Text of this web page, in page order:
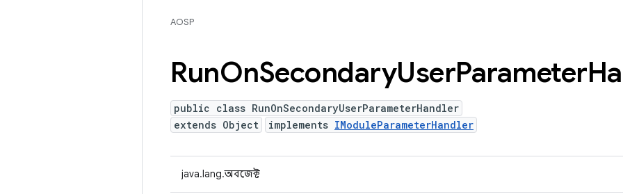
AOSP
RunOnSecondaryUserParameter
public class RunOnSecondaryUserParameterHandler
extends Object
implements IModuleParameterHandler
java.lang.অবজেক্ট